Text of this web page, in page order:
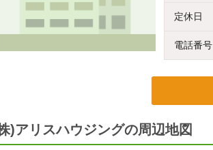
定休日
電話番号
)アリスハウジングの周辺地図